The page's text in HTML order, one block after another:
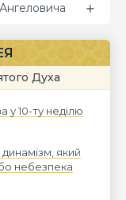
Духа
у 10-ту неділю
який
небезпека